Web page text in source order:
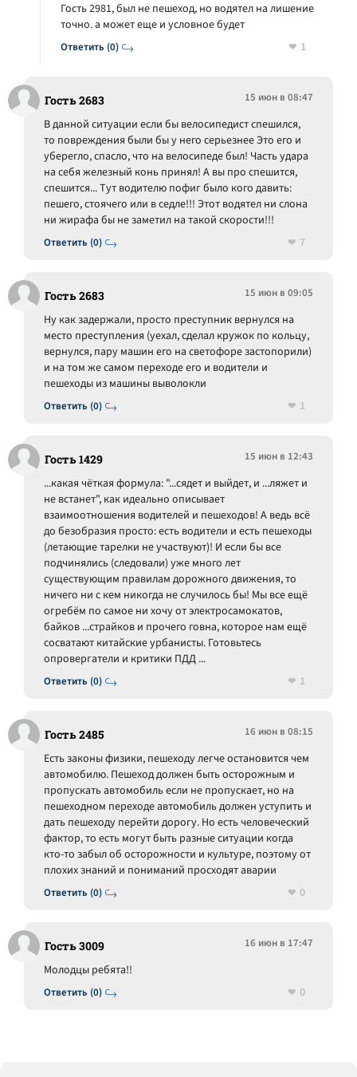
Ответить (0)
Гость 2981, был не пешеход, но водятел на лишение
точно. а может еще и условное будет
1
Гость 2683 15 июн в 08:47
Ответить (0)
В данной ситуации если бы велосипедист спешился,
то повреждения были бы у него серьезнее Это его и
уберегло, спасло, что на велосипеде был! Часть удара
на себя железный конь принял! А вы про спешится,
спешится... Тут водителю пофиг было кого давить:
пешего, стоячего или в седле!!! Этот водятел ни слона
ни жирафа бы не заметил на такой скорости!!!
7
Гость 2683 15 июн в 09:05
Ответить (0)
Ну как задержали, просто преступник вернулся на
место преступления (уехал, сделал кружок по кольцу,
вернулся, пару машин его на светофоре застопорили)
и на том же самом переходе его и водители и
пешеходы из машины выволокли
1
Гость 1429 15 июн в 12:43
Ответить (0)
...какая чёткая формула: "...сядет и выйдет, и ...ляжет и
не встанет", как идеально описывает
взаимоотношения водителей и пешеходов! А ведь всё
до безобразия просто: есть водители и есть пешеходы
(летающие тарелки не участвуют)! И если бы все
подчинялись (следовали) уже много лет
существующим правилам дорожного движения, то
ничего ни с кем никогда не случилось бы! Мы все ещё
огребём по самое ни хочу от электросамокатов,
байков ...страйков и прочего говна, которое нам ещё
сосватают китайские урбанисты. Готовьтесь
опровергатели и критики ПДД ...
1
Гость 2485 16 июн в 08:15
Ответить (0)
Есть законы физики, пешеходу легче остановится чем
автомобилю. Пешеход должен быть осторожным и
пропускать автомобиль если не пропускает, но на
пешеходном переходе автомобиль должен уступить и
дать пешеходу перейти дорогу. Но есть человеческий
фактор, то есть могут быть разные ситуации когда
кто-то забыл об осторожности и культуре, поэтому от
плохих знаний и пониманий просходят аварии
0
Гость 3009 16 июн в 17:47
Ответить (0)
Молодцы ребята!!
0